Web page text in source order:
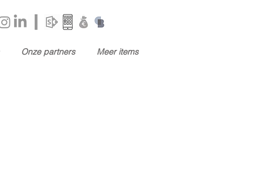
Onze partners Meer items